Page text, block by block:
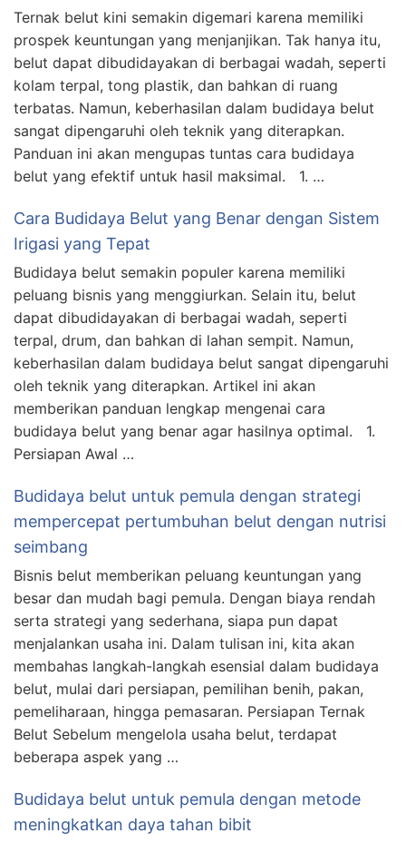
Ternak belut kini semakin digemari karena memiliki
prospek keuntungan yang menjanjikan. Tak hanya itu,
belut dapat dibudidayakan di berbagai wadah, seperti
kolam terpal, tong plastik, dan bahkan di ruang
terbatas. Namun, keberhasilan dalam budidaya belut
sangat dipengaruhi oleh teknik yang diterapkan.
Panduan ini akan mengupas tuntas cara budidaya
belut yang efektif untuk hasil maksimal. 1. …
Cara Budidaya Belut yang Benar dengan Sistem
Irigasi yang Tepat
Budidaya belut semakin populer karena memiliki
peluang bisnis yang menggiurkan. Selain itu, belut
dapat dibudidayakan di berbagai wadah, seperti
terpal, drum, dan bahkan di lahan sempit. Namun,
keberhasilan dalam budidaya belut sangat dipengaruhi
oleh teknik yang diterapkan. Artikel ini akan
memberikan panduan lengkap mengenai cara
budidaya belut yang benar agar hasilnya optimal. 1.
Persiapan Awal …
Budidaya belut untuk pemula dengan strategi
mempercepat pertumbuhan belut dengan nutrisi
seimbang
Bisnis belut memberikan peluang keuntungan yang
besar dan mudah bagi pemula. Dengan biaya rendah
serta strategi yang sederhana, siapa pun dapat
menjalankan usaha ini. Dalam tulisan ini, kita akan
membahas langkah-langkah esensial dalam budidaya
belut, mulai dari persiapan, pemilihan benih, pakan,
pemeliharaan, hingga pemasaran. Persiapan Ternak
Belut Sebelum mengelola usaha belut, terdapat
beberapa aspek yang …
Budidaya belut untuk pemula dengan metode
meningkatkan daya tahan bibit